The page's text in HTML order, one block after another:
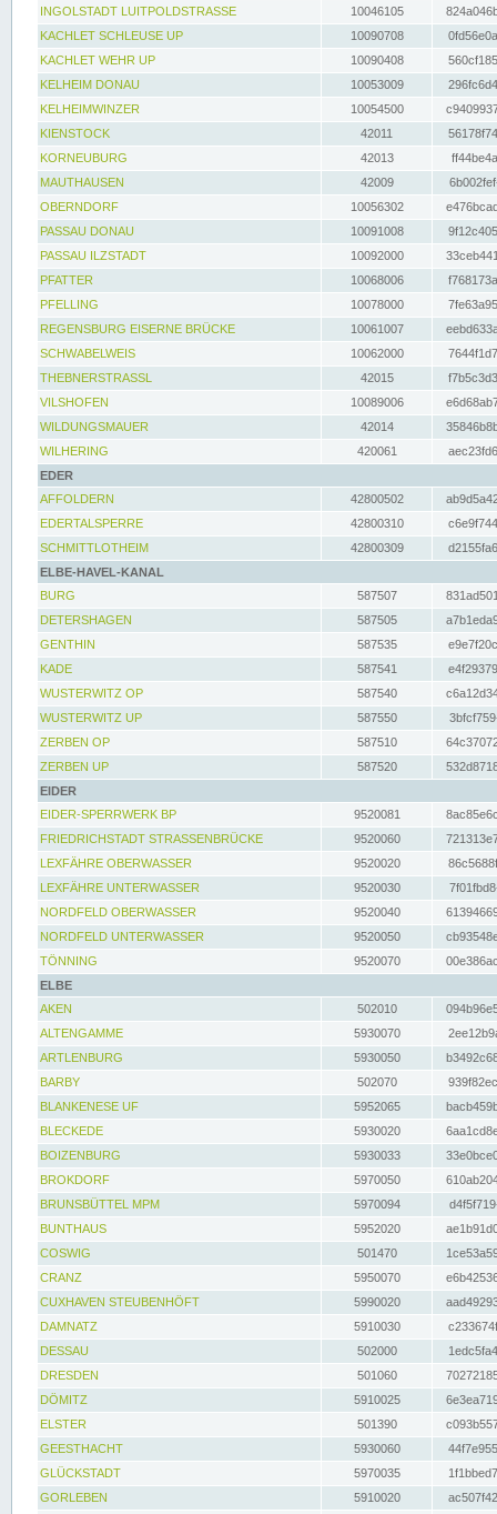
INGOLSTADT LUITPOLDSTRASSE
10046105
KACHLET SCHLEUSE UP
10090708
KACHLET WEHR UP
10090408
KELHEIM DONAU
10053009
KELHEIMWINZER
10054500
KIENSTOCK
42011
KORNEUBURG
42013
MAUTHAUSEN
42009
OBERNDORF
10056302
PASSAU DONAU
10091008
PASSAU ILZSTADT
10092000
PFATTER
10068006
PFELLING
10078000
REGENSBURG EISERNE BRÜCKE
10061007
SCHWABELWEIS
10062000
THEBNERSTRASSL
42015
VILSHOFEN
10089006
WILDUNGSMAUER
42014
WILHERING
420061
EDER
AFFOLDERN
42800502
EDERTALSPERRE
42800310
SCHMITTLOTHEIM
42800309
ELBE-HAVEL-KANAL
BURG
587507
DETERSHAGEN
587505
GENTHIN
587535
KADE
587541
WUSTERWITZ OP
587540
WUSTERWITZ UP
587550
ZERBEN OP
587510
ZERBEN UP
587520
EIDER
EIDER-SPERRWERK BP
9520081
FRIEDRICHSTADT STRASSENBRÜCKE
9520060
LEXFÄHRE OBERWASSER
9520020
LEXFÄHRE UNTERWASSER
9520030
NORDFELD OBERWASSER
9520040
NORDFELD UNTERWASSER
9520050
TÖNNING
9520070
ELBE
AKEN
502010
ALTENGAMME
5930070
ARTLENBURG
5930050
BARBY
502070
BLANKENESE UF
5952065
BLECKEDE
5930020
BOIZENBURG
5930033
BROKDORF
5970050
BRUNSBÜTTEL MPM
5970094
BUNTHAUS
5952020
COSWIG
501470
CRANZ
5950070
CUXHAVEN STEUBENHÖFT
5990020
DAMNATZ
5910030
DESSAU
502000
DRESDEN
501060
DÖMITZ
5910025
ELSTER
501390
GEESTHACHT
5930060
GLÜCKSTADT
5970035
GORLEBEN
5910020